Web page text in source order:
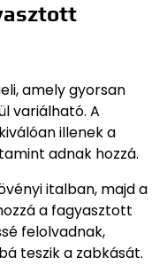
amely gyorsan
variálható. A
illenek a
adnak hozzá.
italban, majd a
a fagyasztott
felolvadnak,
teszik a zabkását.